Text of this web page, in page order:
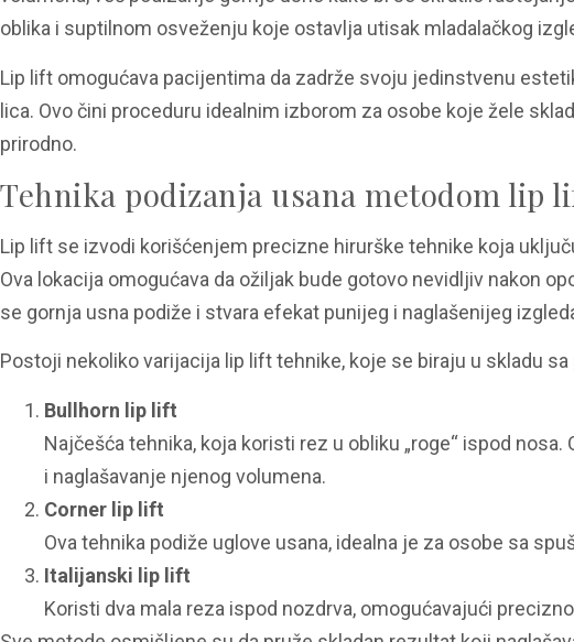
oblika i suptilnom osveženju koje ostavlja utisak mladalačkog
Lip lift omogućava pacijentima da zadrže svoju jedinstvenu
lica. Ovo čini proceduru idealnim izborom za osobe koje žele
prirodno.
Tehnika podizanja usana metodom lip
Lip lift se izvodi korišćenjem precizne hirurške tehnike koja
Ova lokacija omogućava da ožiljak bude gotovo nevidljiv nakon
se gornja usna podiže i stvara efekat punijeg i naglašenijeg
Postoji nekoliko varijacija lip lift tehnike, koje se biraju u skladu
Bullhorn lip lift
Najčešća tehnika, koja koristi rez u obliku „roge“ ispod
i naglašavanje njenog volumena.
Corner lip lift
Ova tehnika podiže uglove usana, idealna je za osobe sa
Italijanski lip lift
Koristi dva mala reza ispod nozdrva, omogućavajući